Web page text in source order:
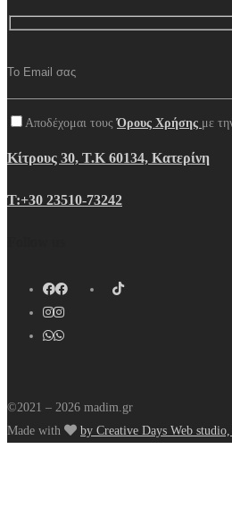
Αποδέχομαι τουςΌρους Χρήσης με
Κίτρους 30, Τ.Κ 60134, Κατερίνη
Τ:+30 23510-73242
©2021 – 2026 madim.gr
Made with
by Creative Days Web